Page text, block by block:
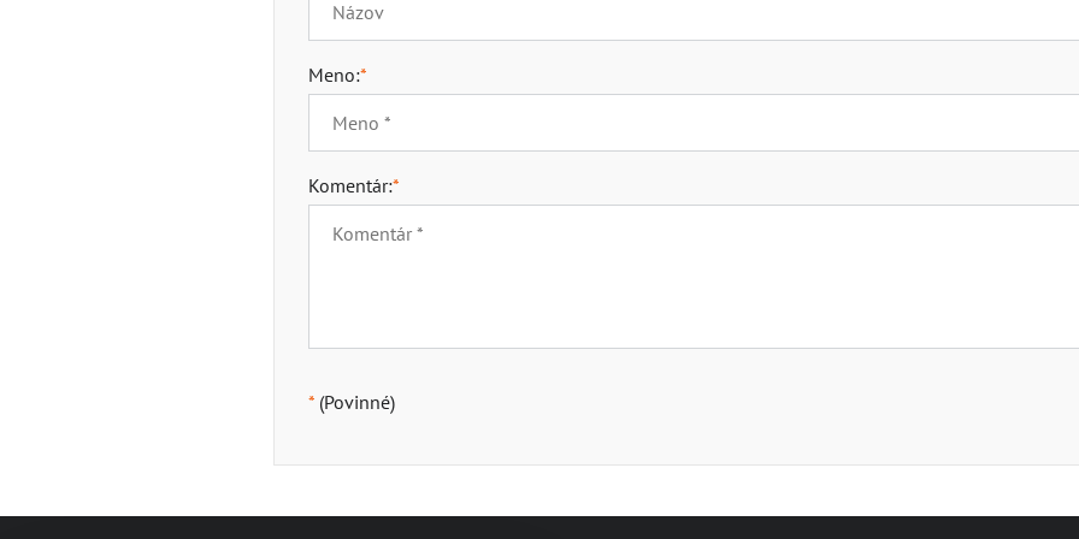
Meno:*
Komentár:*
*(Povinné)